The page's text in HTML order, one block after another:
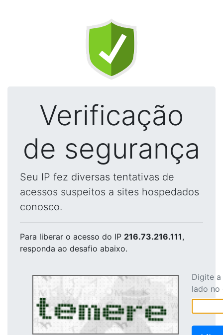
Verificação
de segurança
Seu IP fez diversas tentativas de
acessos suspeitos a sites hospedados
conosco.
Para liberar o acesso do IP 216.73.216.111,
responda ao desafio abaixo.
Digite
lado no